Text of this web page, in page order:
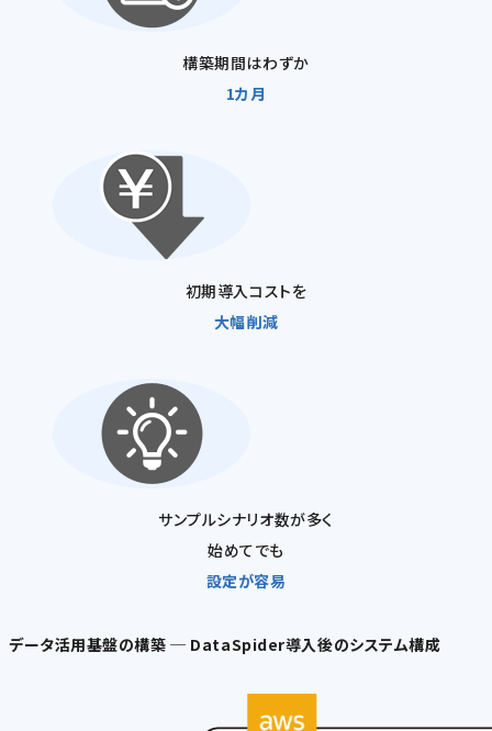
構築期間はわずか
1カ月
初期導入コストを
大幅削減
サンプルシナリオ数が多く
始めてでも
設定が容易
データ活用基盤の構築 ─ DataSpider導入後のシステム構成